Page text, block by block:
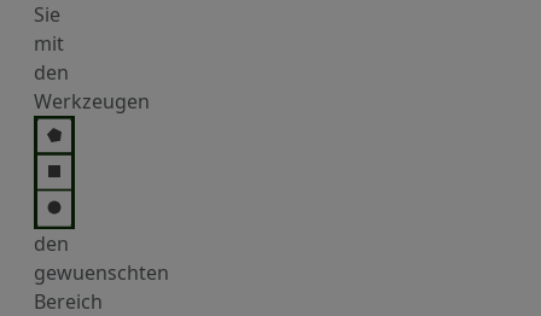
Sie
mit
den
Werkzeugen
den
gewuenschten
Bereich